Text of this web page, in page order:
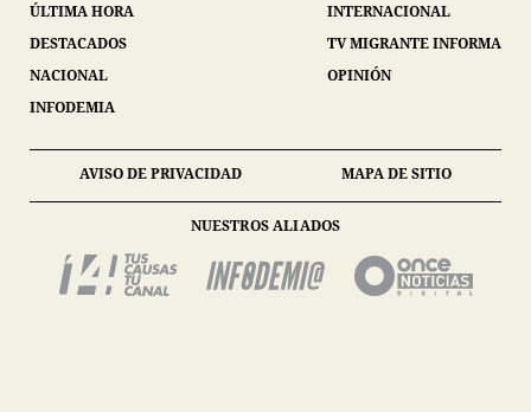
ÚLTIMA HORA
DESTACADOS
NACIONAL
INFODEMIA
INTERNACIONAL
TV MIGRANTE INFORMA
OPINIÓN
AVISO DE PRIVACIDAD MAPA DE SITIO
NUESTROS ALIADOS